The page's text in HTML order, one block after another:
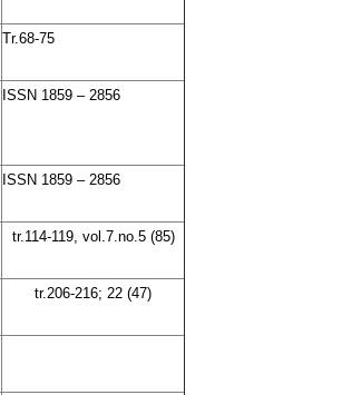
Tr.68-75
ISSN 1859 – 2856
ISSN 1859 – 2856
tr.114-119, vol.7.no.5 (85)
tr.206-216; 22 (47)